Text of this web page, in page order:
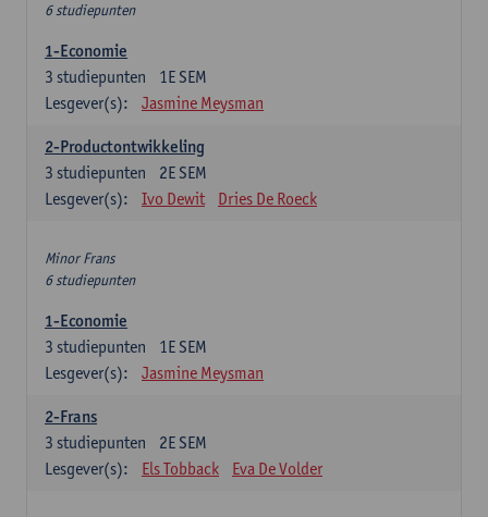
6 studiepunten
1-Economie
1E SEM
3 studiepunten
Lesgever(s):
Jasmine Meysman
2-Productontwikkeling
2E SEM
3 studiepunten
Lesgever(s):
Ivo Dewit Dries De Roeck
Minor Frans
6 studiepunten
1-Economie
1E SEM
3 studiepunten
Lesgever(s):
Jasmine Meysman
2-Frans
2E SEM
3 studiepunten
Lesgever(s):
Els Tobback Eva De Volder